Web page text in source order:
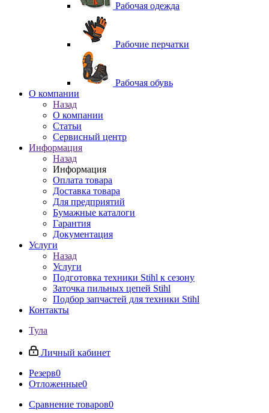
Рабочая одежда
Рабочие перчатки
Рабочая обувь
O компании
Назад
O компании
Статьи
Сервисный центр
Информация
Назад
Информация
Оплата товара
Доставка товара
Для предприятий
Бумажные каталоги
Гарантия
Документация
Услуги
Назад
Услуги
Подготовка техники Stihl к сезону
Заточка пильных цепей Stihl
Подбор запчастей для техники Stihl
Контакты
Тула
Личный кабинет
Резерв0
Отложенные0
Сравнение товаров0